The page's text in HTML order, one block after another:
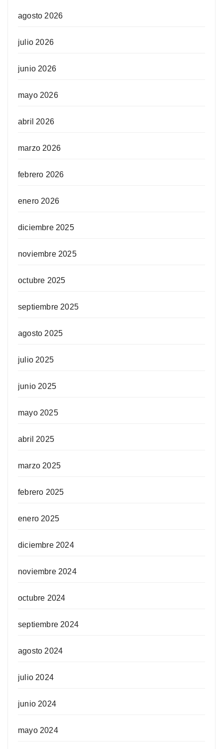
agosto 2026
julio 2026
junio 2026
mayo 2026
abril 2026
marzo 2026
febrero 2026
enero 2026
diciembre 2025
noviembre 2025
octubre 2025
septiembre 2025
agosto 2025
julio 2025
junio 2025
mayo 2025
abril 2025
marzo 2025
febrero 2025
enero 2025
diciembre 2024
noviembre 2024
octubre 2024
septiembre 2024
agosto 2024
julio 2024
junio 2024
mayo 2024